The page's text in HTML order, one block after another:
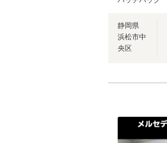
静岡県
浜松市中
央区